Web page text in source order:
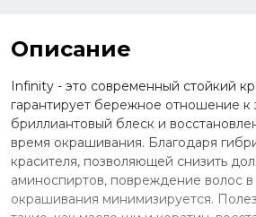
Описание
Infinity - это современный стойкий
гарантирует бережное отношение к
бриллиантовый блеск и
время окрашивания. Благодаря
красителя, позволяющей снизить
аминоспиртов, повреждение волос
окрашивания минимизируется.